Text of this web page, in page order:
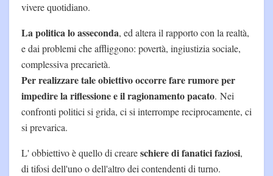
vivere quotidiano.
La politica lo asseconda, ed altera il rapporto con la realtà,
e dai problemi che affliggono: povertà, ingiustizia sociale,
complessiva precarietà.
Per realizzare tale obiettivo occorre fare rumore per
impedire la riflessione e il ragionamento pacato. Nei
confronti politici si grida, ci si interrompe reciprocamente, ci
si prevarica.
L' obbiettivo è quello di creareschiere di fanatici faziosi,
di tifosi dell'uno o dell'altro dei contendenti di turno.